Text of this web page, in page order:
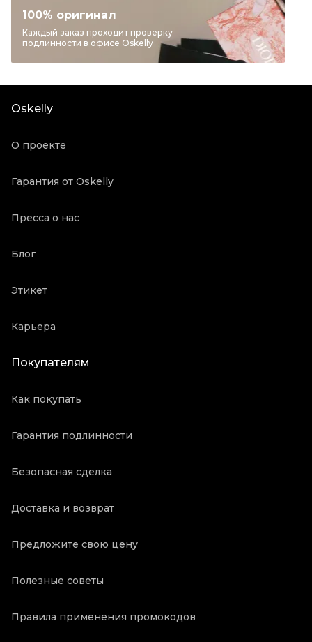
Категория
Джемперы и свитеры
Бренд
CHRISTIAN DIOR
Материал одежды
Шерсть
Продавец
100% оригинал
Каждый заказ проходит проверку
подлинности в офисе Oskelly
Oskelly
О проекте
Гарантия от Oskelly
Пресса о нас
Блог
Этикет
Карьера
Покупателям
Как покупать
Гарантия подлинности
Безопасная сделка
Доставка и возврат
Предложите свою цену
Полезные советы
Правила применения промокодов